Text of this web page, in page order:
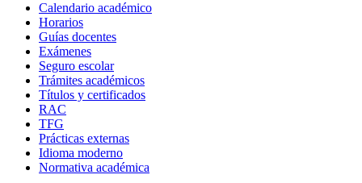
Calendario académico
Horarios
Guías docentes
Exámenes
Seguro escolar
Trámites académicos
Títulos y certificados
RAC
TFG
Prácticas externas
Idioma moderno
Normativa académica